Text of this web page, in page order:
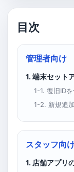
目次
管理者向け
1. 端末セット
1-1. 復旧ID
1-2. 新規追
スタッフ向
1. 店舗アプリ